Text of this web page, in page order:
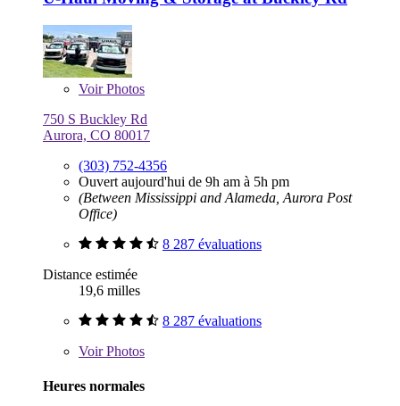
VoirPhotos
750 S Buckley Rd
Aurora, CO 80017
(303) 752-4356
Ouvert aujourd'hui de 9h am à 5h pm
(Between Mississippi and Alameda, Aurora Post
Office)
8 287 évaluations
Distance estimée
19,6 milles
8 287 évaluations
VoirPhotos
Heures normales